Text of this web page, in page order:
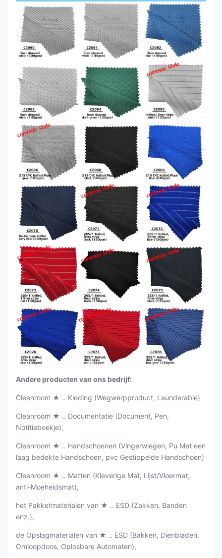
Andere producten van ons bedrijf:
Cleanroom ★ ‥ Kleding (Wegwerpproduct, Launderable)
Cleanroom ★ ‥ Documentatie (Document, Pen,
Notitieboekje),
Cleanroom ★ ‥ Handschoenen (Vingerwiegen, Pu Met een
laag bedekte Handschoen, pvc Gestippelde Handschoen)
Cleanroom ★ ‥ Matten (Kleverige Mat, Lijst/Vloermat,
anti-Moeheidsmat),
het Pakketmaterialen van ★ ‥ ESD (Zakken, Banden
enz.),
de Opslagmaterialen van ★ ‥ ESD (Bakken, Dienbladen,
Omloopdoos, Oplosbare Automaten),